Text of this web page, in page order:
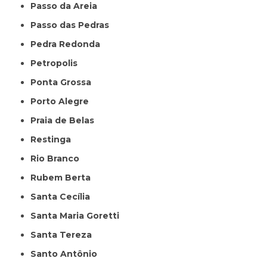
Passo da Areia
Passo das Pedras
Pedra Redonda
Petropolis
Ponta Grossa
Porto Alegre
Praia de Belas
Restinga
Rio Branco
Rubem Berta
Santa Cecília
Santa Maria Goretti
Santa Tereza
Santo Antônio